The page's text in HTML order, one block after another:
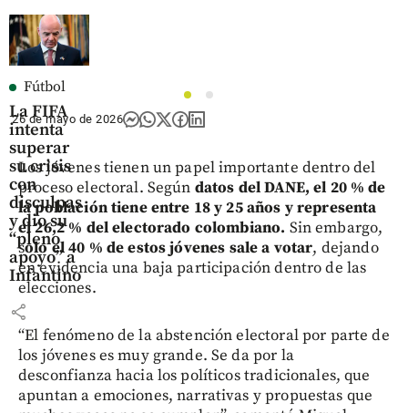
Fútbol
La FIFA
intenta
superar
su crisis
con
disculpas
y dio su
“pleno
apoyo” a
Infantino
share
1
2
26 de mayo de 2026
Los jóvenes tienen un papel importante dentro del
proceso electoral. Según datos del DANE, el 20 % de
la población tiene entre 18 y 25 años y representa
el 26,2 % del electorado colombiano. Sin embargo,
solo el 40 % de estos jóvenes sale a votar, dejando
en evidencia una baja participación dentro de las
elecciones.
“El fenómeno de la abstención electoral por parte de
los jóvenes es muy grande. Se da por la
desconfianza hacia los políticos tradicionales, que
apuntan a emociones, narrativas y propuestas que